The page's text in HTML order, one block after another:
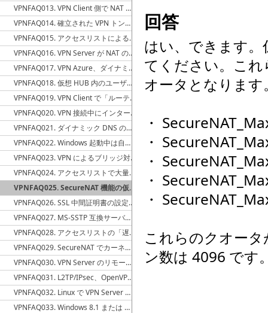
VPNFAQ013. VPN Client 側で NAT トラバーサル機能を無効にする方法
VPNFAQ014. 確立された VPN トンネルがいずれのプロトコルで確立されているか確認する方法
VPNFAQ015. アクセスリストによるパケットフィルタを設定すると DHCP プロトコルによる IP アドレスの割当てに失敗する
VPNFAQ016. VPN Server が NAT の内側にある場合に、インターネット側からの VPN トンネルが数分に 1 回切断される
VPNFAQ017. VPN Azure、ダイナミック DNS および NAT トラバーサルは業務用途に使用できるか
VPNFAQ018. 仮想 HUB 内のユーザー値の ARP パケットをフィルタリングする方法
VPNFAQ019. VPN Client で「ルーティングテーブルの調整処理を行なわない」を有効にすると挙動が不安定になる
VPNFAQ020. VPN 接続中にインターネットとの間の通信が VPN を優先的に流れないようにする方法
VPNFAQ021. ダイナミック DNS のドメイン名における「.softether.net」と「.sedns.cn」の違いについて
VPNFAQ022. Windows 起動中は自動的に常時 VPN Client から VPN Server に接続する方法
VPNFAQ023. VPN によるブリッジ対象のセグメントが非プライベート IP アドレスである場合の設定
VPNFAQ024. アクセスリストで大量のユーザーをマッチ条件に指定したい
VPNFAQ025. SecureNAT 機能の仮想 NAT におけるセッション数の制限方法
VPNFAQ026. SSL 中間証明書の設定方法
VPNFAQ027. MS-SSTP 互換サーバー機能で証明書エラーが発生する
VPNFAQ028. アクセスリストの「遅延・パケットロス生成機能」は一体何に使うのか
VPNFAQ029. SecureNAT でカーネルモード NAT 有効時に除外する NIC インターフェイスの指定
VPNFAQ030. VPN Server のリモート管理の接続元 IP アドレスを限定したい
VPNFAQ031. L2TP/IPsec、OpenVPN、MS-SSTP でロードバランシングを実現する方法
VPNFAQ032. Linux で VPN Server のローカルブリッジを作成するとホストコンピュータ自身と通信できない
VPNFAQ033. Windows 8.1 または Windows Server 2012 R2 でローカルブリッジを使用するとフリーズする
回答
はい、できます
てください。こ
オータとなります
・
・
・
・
・
これらのクオー
ン数は 4096 です